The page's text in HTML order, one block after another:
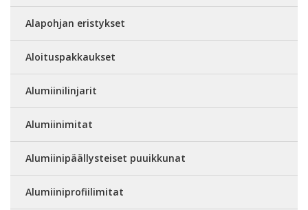
Alapohjan eristykset
Aloituspakkaukset
Alumiinilinjarit
Alumiinimitat
Alumiinipäällysteiset puuikkunat
Alumiiniprofiilimitat